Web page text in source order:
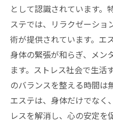
として認識されています。
ステでは、リラクゼーショ
術が提供されています。エ
身体の緊張が和らぎ、メン
ます。ストレス社会で生活
のバランスを整える時間は
エステは、身体だけでなく
レスを解消し、心の安定を